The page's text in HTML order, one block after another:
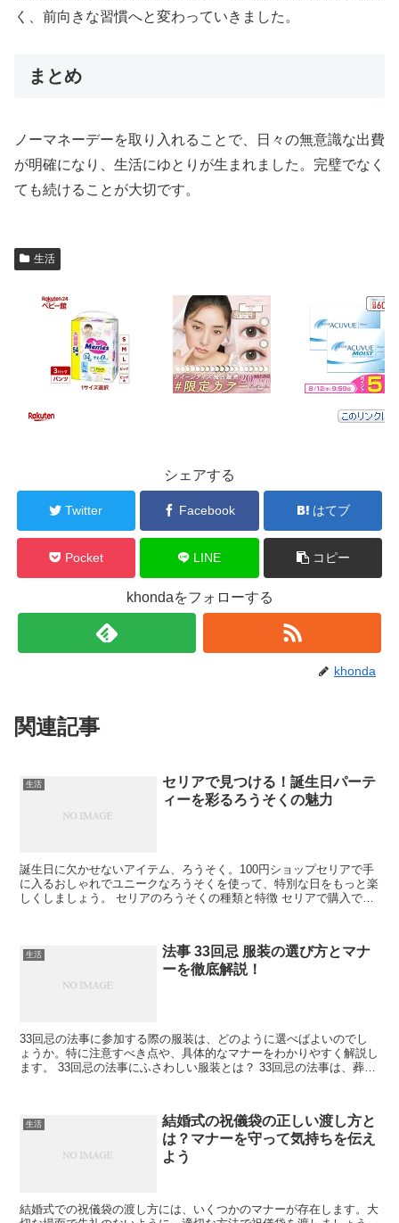
く、前向きな習慣へと変わっていきました。
まとめ
ノーマネーデーを取り入れることで、日々の無意識な出費
が明確になり、生活にゆとりが生まれました。完璧でなく
ても続けることが大切です。
生活
シェアする
Twitter Facebook はてブ
Pocket LINE コピー
khondaをフォローする
khonda
関連記事
生活
セリアで見つける！誕生日パーテ
ィーを彩るろうそくの魅力
誕生日に欠かせないアイテム、ろうそく。100円ショップセリアで手
に入るおしゃれでユニークなろうそくを使って、特別な日をもっと楽
しくしましょう。 セリアのろうそくの種類と特徴 セリアで購入でき
生活
法事 33回忌 服装の選び方とマナ
ーを徹底解説！
33回忌の法事に参加する際の服装は、どのように選べばよいのでし
ょうか。特に注意すべき点や、具体的なマナーをわかりやすく解説し
ます。 33回忌の法事にふさわしい服装とは？ 33回忌の法事は、葬儀
生活
結婚式の祝儀袋の正しい渡し方と
は？マナーを守って気持ちを伝え
よう
結婚式での祝儀袋の渡し方には、いくつかのマナーが存在します。大